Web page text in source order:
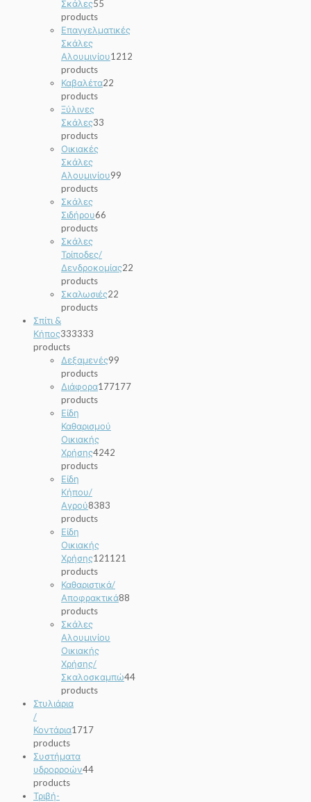
Σκάλες55
products
Επαγγελματικές
Σκάλες
Αλουμινίου1212
products
Καβαλέτα22
products
Ξύλινες
Σκάλες33
products
Οικιακές
Σκάλες
Αλουμινίου99
products
Σκάλες
Σιδήρου66
products
Σκάλες
Τρίποδες/
Δενδροκομίας22
products
Σκαλωσιές22
products
Σπίτι &
Κήπος333333
products
Δεξαμενές99
products
Διάφορα177177
products
Είδη
Καθαρισμού
Οικιακής
Χρήσης4242
products
Είδη
Κήπου/
Αγρού8383
products
Είδη
Οικιακής
Χρήσης121 121
products
Καθαριστικά/
Αποφρακτικά88
products
Σκάλες
Αλουμινίου
Οικιακής
Χρήσης/
Σκαλοσκαμπώ44
products
Στυλιάρια
/
Κοντάρια1717
products
Συστήματα
υδρορροών44
products
Τριβή-